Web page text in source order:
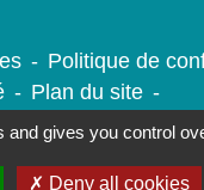
- Politique de
- Plan du site -
and gives you control
Deny all cookies